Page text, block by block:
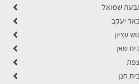
שמואל
יעקב
עציון
שאן
חנן